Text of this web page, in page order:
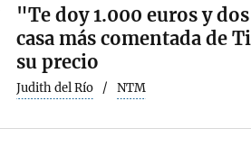
"Te doy 1.000 euros y
casa más comentada de
su precio
Judith del Río NTM